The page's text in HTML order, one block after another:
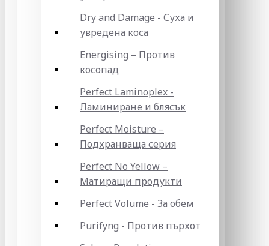
Dry and Damage - Суха и
увредена коса
Energising – Против
косопад
Perfect Laminoplex -
Ламиниране и блясък
Perfect Moisture –
Подхранваща серия
Perfect No Yellow –
Матиращи продукти
Perfect Volume - За обем
Purifyng - Против пърхот